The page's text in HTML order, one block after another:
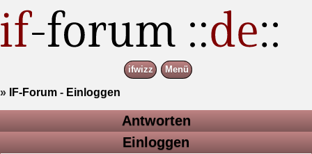
ifwizz Menü
» IF-Forum - Einloggen
Antworten
Einloggen